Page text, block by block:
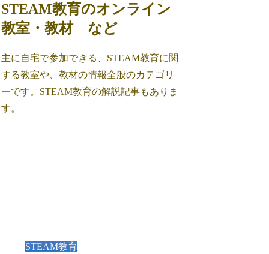
STEAM教育のオンライン
教室・教材 など
主に自宅で参加できる、STEAM教育に関
する教室や、教材の情報全般のカテゴリ
ーです。STEAM教育の解説記事もありま
す。
STEAM教育